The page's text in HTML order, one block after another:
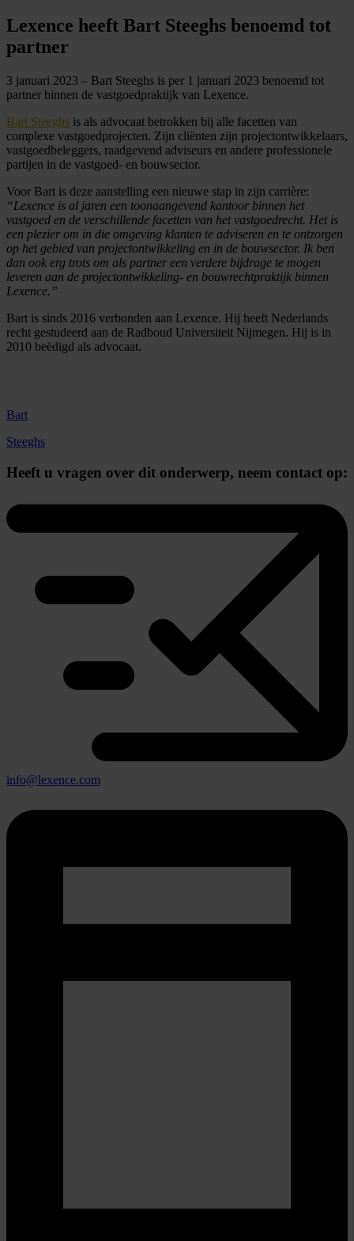
Lexence heeft Bart Steeghs benoemd tot
partner
3 januari 2023 – Bart Steeghs is per 1 januari 2023 benoemd tot
partner binnen de vastgoedpraktijk van Lexence.
Bart Steeghs is als advocaat betrokken bij alle facetten van
complexe vastgoedprojecten. Zijn cliënten zijn projectontwikkelaars,
vastgoedbeleggers, raadgevend adviseurs en andere professionele
partijen in de vastgoed- en bouwsector.
Voor Bart is deze aanstelling een nieuwe stap in zijn carrière:
“Lexence is al jaren een toonaangevend kantoor binnen het
vastgoed en de verschillende facetten van het vastgoedrecht. Het is
een plezier om in die omgeving klanten te adviseren en te ontzorgen
op het gebied van projectontwikkeling en in de bouwsector. Ik ben
dan ook erg trots om als partner een verdere bijdrage te mogen
leveren aan de projectontwikkeling- en bouwrechtpraktijk binnen
Lexence.”
Bart is sinds 2016 verbonden aan Lexence. Hij heeft Nederlands
recht gestudeerd aan de Radboud Universiteit Nijmegen. Hij is in
2010 beëdigd als advocaat.
Bart
Steeghs
Heeft u vragen over dit onderwerp, neem contact op:
info@lexence.com